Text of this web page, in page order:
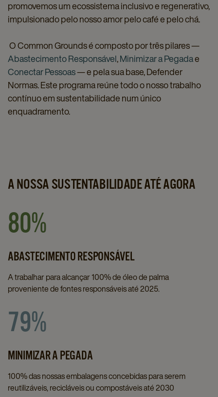
promovemos um ecossistema inclusivo e regenerativo,
impulsionado pelo nosso amor pelo café e pelo chá.
O Common Grounds é composto por três pilares —
Abastecimento Responsável,Minimizar a Pegadae
Conectar Pessoas— e pela sua base, Defender
Normas. Este programa reúne todo o nosso trabalho
contínuo em sustentabilidade num único
enquadramento.
A NOSSA SUSTENTABILIDADE ATÉ AGORA
80%
ABASTECIMENTO RESPONSÁVEL
A trabalhar para alcançar 100% de óleo de palma
proveniente de fontes responsáveis até 2025.
79%
MINIMIZAR A PEGADA
100% das nossas embalagens concebidas para serem
reutilizáveis, recicláveis ou compostáveis até 2030